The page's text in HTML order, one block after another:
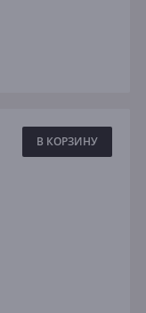
В КОРЗИНУ